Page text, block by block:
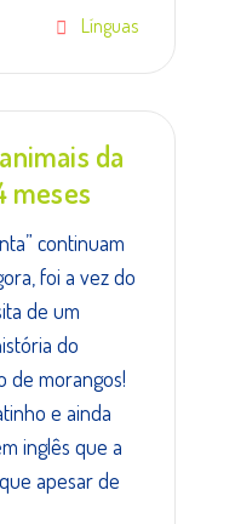
Línguas
da
meses
continuam
foi a vez do
de um
do
de morangos!
e ainda
inglês que a
apesar de